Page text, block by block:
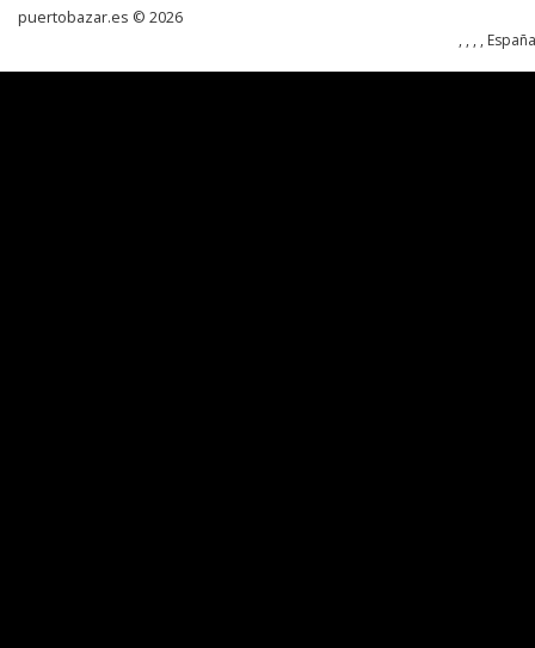
puertobazar.es © 2026
, , , ,